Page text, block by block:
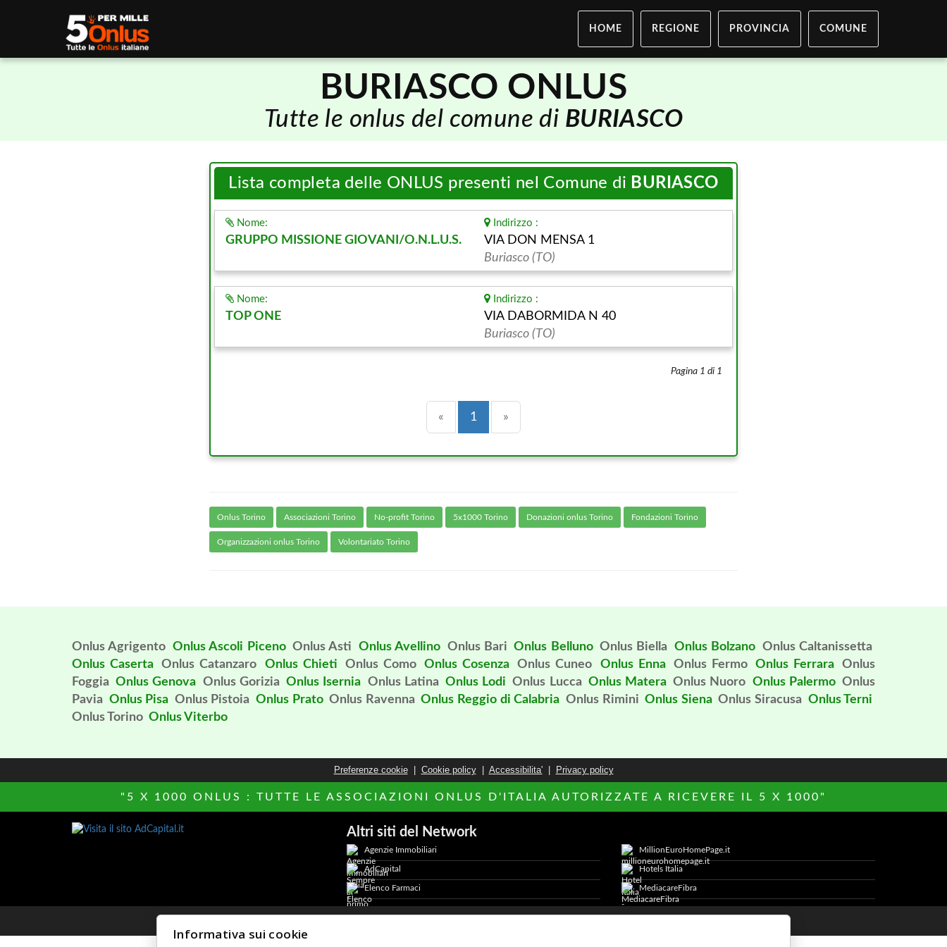
HOME REGIONE PROVINCIA COMUNE
BURIASCO ONLUS
Tutte le onlus del comune di BURIASCO
Lista completa delle ONLUS presenti nel Comune di BURIASCO
Nome:
GRUPPO MISSIONE GIOVANI/O.N.L.U.S.
Indirizzo :
VIA DON MENSA 1
Buriasco (TO)
Nome:
TOP ONE
Indirizzo :
VIA DABORMIDA N 40
Buriasco (TO)
Pagina 1 di 1
« Precedente
1 (current)
»
Onlus Torino Associazioni Torino No-profit Torino 5x1000 Torino Donazioni onlus Torino Fondazioni Torino
Organizzazioni onlus Torino Volontariato Torino
Onlus Agrigento Onlus Ascoli Piceno Onlus Asti Onlus Avellino Onlus Bari Onlus Belluno Onlus Biella Onlus Bolzano Onlus Caltanissetta
Onlus Caserta
Onlus Catanzaro Onlus Chieti Onlus Como Onlus Cosenza Onlus Cuneo Onlus Enna Onlus Fermo Onlus Ferrara
Onlus
Foggia Onlus Genova Onlus Gorizia Onlus Isernia Onlus Latina Onlus Lodi Onlus Lucca Onlus Matera Onlus Nuoro Onlus Palermo Onlus
Pavia Onlus Pisa Onlus Pistoia Onlus Prato Onlus Ravenna Onlus Reggio di Calabria Onlus Rimini Onlus Siena Onlus Siracusa Onlus Terni
Onlus Torino Onlus Viterbo
Preferenze cookie| Cookie policy| Accessibilita'| Privacy policy
"5 X 1000 ONLUS : TUTTE LE ASSOCIAZIONI ONLUS D'ITALIA AUTORIZZATE A RICEVERE IL 5 X 1000"
Altri siti del Network
Agenzie Immobiliari MillionEuroHomePage.it
AdCapital Hotels Italia
Elenco Farmaci MediacareFibra
Informativa sui cookie